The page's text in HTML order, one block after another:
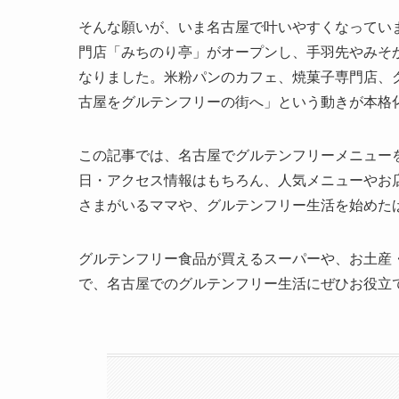
そんな願いが、いま名古屋で叶いやすくなって
門店「みちのり亭」がオープンし、手羽先やみ
なりました。米粉パンのカフェ、焼菓子専門店
古屋をグルテンフリーの街へ」という動きが本格
この記事では、名古屋でグルテンフリーメニュ
日・アクセス情報はもちろん、人気メニューや
さまがいるママや、グルテンフリー生活を始め
グルテンフリー食品が買えるスーパーや、お土
で、名古屋でのグルテンフリー生活にぜひお役立